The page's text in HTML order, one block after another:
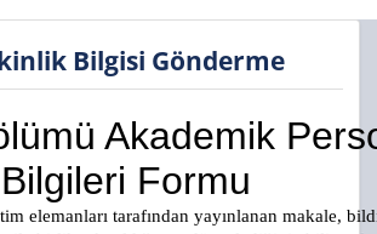
Bilgisi Gönderme